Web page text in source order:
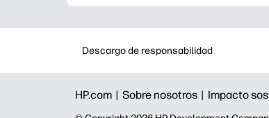
Descargo de responsabilidad
HP.com | Sobre nosotros | Impacto